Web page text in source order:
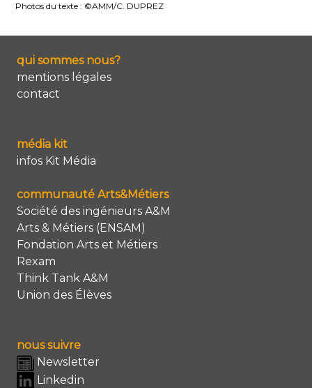
Photos du texte : ©AMM/C. DUPREZ
qui sommes nous?
mentions légales
contact
média kit
infos Kit Média
communauté Arts&Métiers
Société des ingénieurs A&M
Arts & Métiers (ENSAM)
Fondation Arts et Métiers
Rexam
Think Tank A&M
Union des Élèves
nous suivre
Newsletter
Linkedin